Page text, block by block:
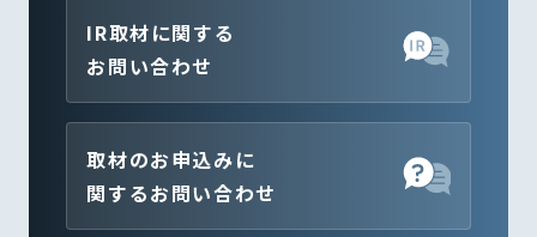
IR取材に関する
お問い合わせ
取材のお申込みに
関するお問い合わせ